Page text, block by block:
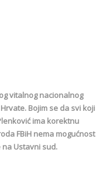
vitalnog nacionalnog
Bojim se da svi koji
ima korektnu
FBiH nema mogućnost
Ustavni sud.